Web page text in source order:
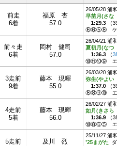
前走
6着
福原 杏
57.0
26/05/28 浦
早苗月(さな
1:29.3 （
⑥⑥⑤⑧
前々走
6着
岡村 健司
57.0
26/04/21 浦
夏初月(なつ
1:36.3 （
⑩⑪⑩⑨
3走前
9着
藤本 現暉
55.0
26/03/20 浦
弥生(やよい
1:37.0 （
⑧⑧⑨⑩
4走前
5着
藤本 現暉
56.0
26/02/27 浦
如月(きさら
1:36.9 （
⑩⑧⑥⑤
5走前
及川 烈
25/11/27 浦
'25まがた